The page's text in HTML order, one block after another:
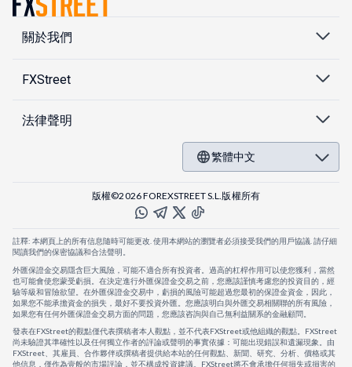
關於我們
FXStreet
法律聲明
繁體中文
版權©2026 FOREXSTREET S.L.版權所有
註釋: 本網頁上的所有信息隨時可能更改. 使用本網站的瀏覽者必須接受我們的用戶協議. 請仔細
閱讀我們的保密協議和合法聲明。
外匯保證金交易隱含巨大風險，可能不適合所有投資者。過高的杠桿作用可以使您獲利，當然
也可能會使您蒙受虧損。在決定進行外匯保證金交易之前，您應該謹慎考慮您的投資目的，經
驗等級和冒險欲望。在外匯保證金交易中，虧損的風險可能超過您最初的保證金資金，因此，
如果您不能承擔資金的損失，最好不要投資外匯。您應該明白與外匯交易相關聯的所有風險，
如果您有任何外匯保證金交易方面的問題，您應該咨詢與自己無利益關系的金融顧問。
發表在FXStreet的觀點僅代表撰稿者本人觀點，並不代表FXStreet或他組織的觀點。FXStreet
尚未驗證其準確性以及任何獨立作者的評論或聲明的事實依據：可能出現錯誤和遺漏現象。由
FXStreet、其雇員、合作夥伴或撰稿者提供給本站的任何觀點、新聞、研究、分析、價格或其
他信息，僅作為壹般的市場評論，並不構成投資建議。FXStreet將不會承擔任何損失或損害的